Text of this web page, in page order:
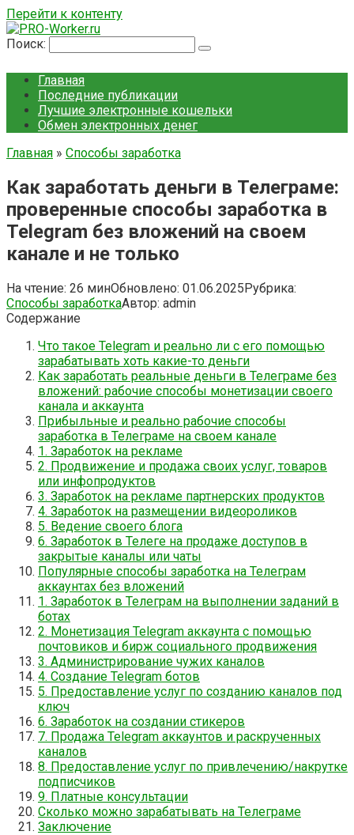
Перейти к контенту
Поиск:
Главная
Последние публикации
Лучшие электронные кошельки
Обмен электронных денег
Главная » Способы заработка
Как заработать деньги в Телеграме:
проверенные способы заработка в
Telegram без вложений на своем
канале и не только
На чтение: 26 минОбновлено: 01.06.2025Рубрика:
Способы заработкаАвтор: admin
Содержание
Что такое Telegram и реально ли с его помощью
зарабатывать хоть какие-то деньги
Как заработать реальные деньги в Телеграме без
вложений: рабочие способы монетизации своего
канала и аккаунта
Прибыльные и реально рабочие способы
заработка в Телеграме на своем канале
1. Заработок на рекламе
2. Продвижение и продажа своих услуг, товаров
или инфопродуктов
3. Заработок на рекламе партнерских продуктов
4. Заработок на размещении видеороликов
5. Ведение своего блога
6. Заработок в Телеге на продаже доступов в
закрытые каналы или чаты
Популярные способы заработка на Телеграм
аккаунтах без вложений
1. Заработок в Телеграм на выполнении заданий в
ботах
2. Монетизация Telegram аккаунта с помощью
почтовиков и бирж социального продвижения
3. Администрирование чужих каналов
4. Создание Telegram ботов
5. Предоставление услуг по созданию каналов под
ключ
6. Заработок на создании стикеров
7. Продажа Telegram аккаунтов и раскрученных
каналов
8. Предоставление услуг по привлечению/накрутке
подписчиков
9. Платные консультации
Сколько можно зарабатывать на Телеграме
Заключение